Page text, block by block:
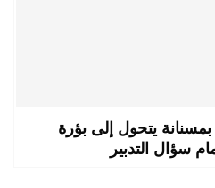
يتحول إلى بؤرة
سؤال التدبير